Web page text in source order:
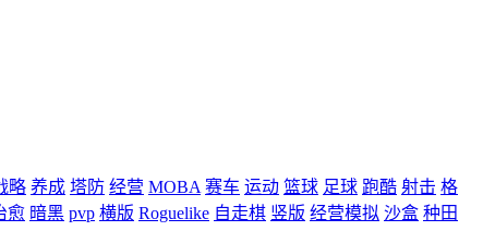
略 养成 塔防 经营 MOBA 赛车 运动 篮球 足球 跑酷 射击 格
愈 暗黑 pvp 横版 Roguelike 自走棋 竖版 经营模拟 沙盒 种田